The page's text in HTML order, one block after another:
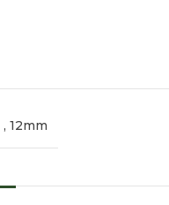
, 12mm